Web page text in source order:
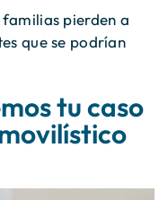
pierden a
que se podrían
tu caso